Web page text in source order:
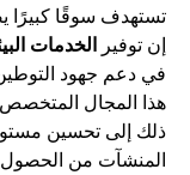
إن توفير
الخدمات
في دعم جهود
هذا المجال
ذلك إلى تحسين
المنشآت من